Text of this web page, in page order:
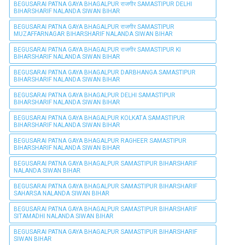
BEGUSARAI PATNA GAYA BHAGALPUR राजगीर SAMASTIPUR DELHI
BIHARSHARIF NALANDA SIWAN BIHAR
BEGUSARAI PATNA GAYA BHAGALPUR राजगीर SAMASTIPUR
MUZAFFARNAGAR BIHARSHARIF NALANDA SIWAN BIHAR
BEGUSARAI PATNA GAYA BHAGALPUR राजगीर SAMASTIPUR KI
BIHARSHARIF NALANDA SIWAN BIHAR
BEGUSARAI PATNA GAYA BHAGALPUR DARBHANGA SAMASTIPUR
BIHARSHARIF NALANDA SIWAN BIHAR
BEGUSARAI PATNA GAYA BHAGALPUR DELHI SAMASTIPUR
BIHARSHARIF NALANDA SIWAN BIHAR
BEGUSARAI PATNA GAYA BHAGALPUR KOLKATA SAMASTIPUR
BIHARSHARIF NALANDA SIWAN BIHAR
BEGUSARAI PATNA GAYA BHAGALPUR RAGHEER SAMASTIPUR
BIHARSHARIF NALANDA SIWAN BIHAR
BEGUSARAI PATNA GAYA BHAGALPUR SAMASTIPUR BIHARSHARIF
NALANDA SIWAN BIHAR
BEGUSARAI PATNA GAYA BHAGALPUR SAMASTIPUR BIHARSHARIF
SAHARSA NALANDA SIWAN BIHAR
BEGUSARAI PATNA GAYA BHAGALPUR SAMASTIPUR BIHARSHARIF
SITAMADHI NALANDA SIWAN BIHAR
BEGUSARAI PATNA GAYA BHAGALPUR SAMASTIPUR BIHARSHARIF
SIWAN BIHAR